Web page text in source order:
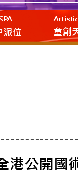
派位 ㅤ童創
港公開國